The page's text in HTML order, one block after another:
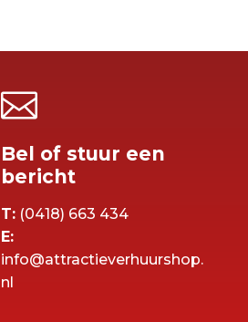

Bel of stuur een
bericht
T:(0418) 663 434
E:
info@attractieverhuurshop.
nl